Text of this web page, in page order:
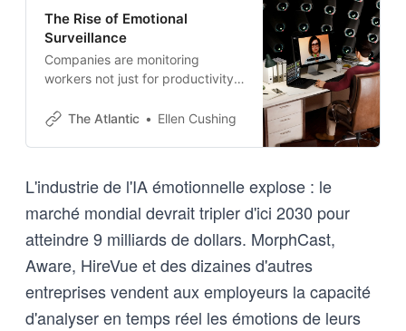
The Rise of Emotional
Surveillance
Companies are monitoring
workers not just for productivity
The Atlantic
Ellen Cushing
L'industrie de l'IA émotionnelle explose : le
marché mondial devrait tripler d'ici 2030 pour
atteindre 9 milliards de dollars. MorphCast,
Aware, HireVue et des dizaines d'autres
entreprises vendent aux employeurs la capacité
d'analyser en temps réel les émotions de leurs